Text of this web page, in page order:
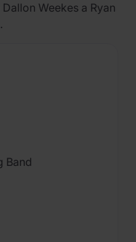
Weekes a Ryan
Band